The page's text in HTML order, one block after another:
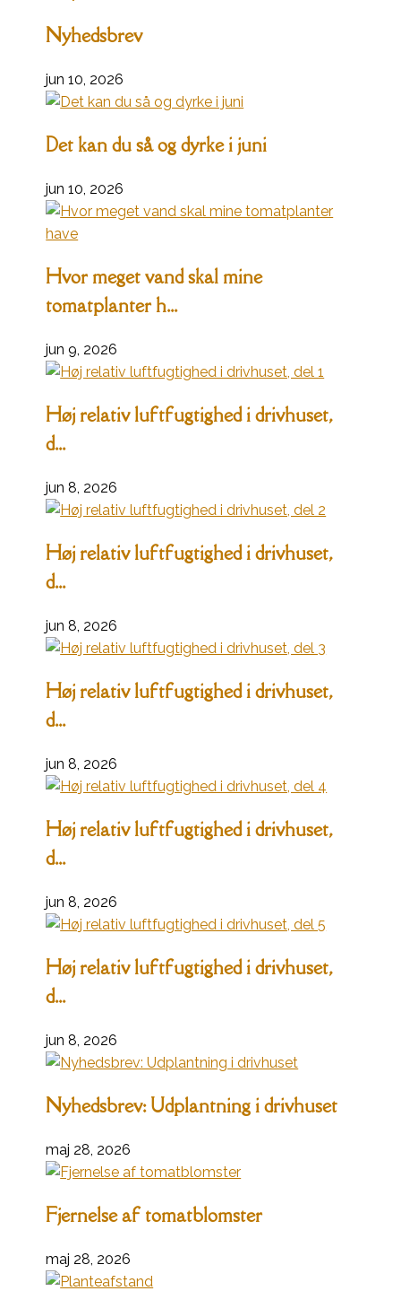
Nyhedsbrev
jun 10, 2026
Det kan du så og dyrke i juni
jun 10, 2026
Hvor meget vand skal mine
tomatplanter h...
jun 9, 2026
Høj relativ luftfugtighed i drivhuset,
d...
jun 8, 2026
Høj relativ luftfugtighed i drivhuset,
d...
jun 8, 2026
Høj relativ luftfugtighed i drivhuset,
d...
jun 8, 2026
Høj relativ luftfugtighed i drivhuset,
d...
jun 8, 2026
Høj relativ luftfugtighed i drivhuset,
d...
jun 8, 2026
Nyhedsbrev: Udplantning i drivhuset
maj 28, 2026
Fjernelse af tomatblomster
maj 28, 2026